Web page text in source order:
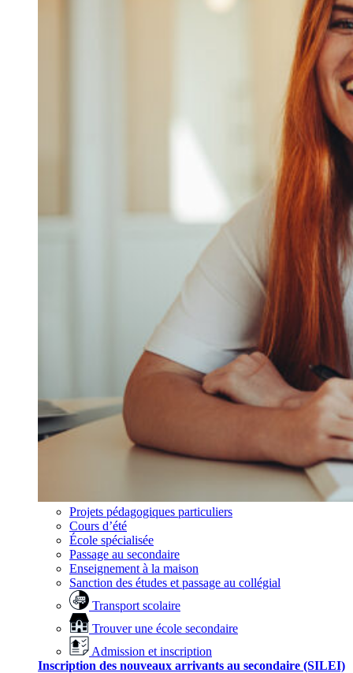
Projets pédagogiques particuliers
Cours d’été
École spécialisée
Passage au secondaire
Enseignement à la maison
Sanction des études et passage au collégial
Transport scolaire
Trouver une école secondaire
Admission et inscription
Inscription des nouveaux arrivants au secondaire (SILEI)